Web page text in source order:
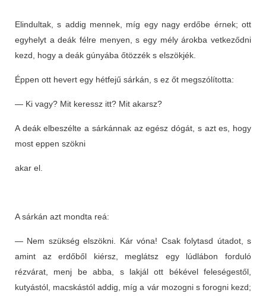
Elindultak, s addig mennek, míg egy nagy erdőbe érnek; ott
egyhelyt a deák félre menyen, s egy mély árokba vetkeződni
kezd, hogy a deák gúnyába őtözzék s elszökjék.
Éppen ott hevert egy hétfejű sárkán, s ez őt megszólította:
— Ki vagy? Mit keressz itt? Mit akarsz?
A deák elbeszélte a sárkánnak az egész dógát, s azt es, hogy
most eppen szökni
akar el.
A sárkán azt mondta reá:
— Nem szükség elszökni. Kár vóna! Csak folytasd útadot, s
amint az erdőből kiérsz, meglátsz egy lúdlábon forduló
rézvárat, menj be abba, s lakjál ott békével feleségestől,
kutyástól, macskástól addig, míg a vár mozogni s forogni kezd;